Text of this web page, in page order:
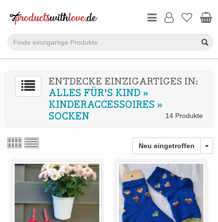
ENTDECKE EINZIGARTIGES IN:
ALLES FÜR'S KIND »
KINDERACCESSOIRES »
SOCKEN
14 Produkte
Neu eingetroffen